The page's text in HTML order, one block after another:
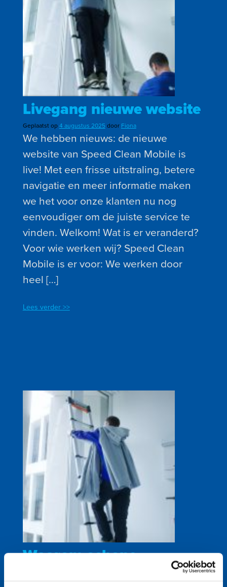
Livegang nieuwe website
Geplaatst op4 augustus 2025door Fiona
We hebben nieuws: de nieuwe
website van Speed Clean Mobile is
live! Met een frisse uitstraling, betere
navigatie en meer informatie maken
we het voor onze klanten nu nog
eenvoudiger om de juiste service te
vinden. Welkom! Wat is er veranderd?
Voor wie werken wij? Speed Clean
Mobile is er voor: We werken door
heel […]
Lees verder >>
Waarom schone